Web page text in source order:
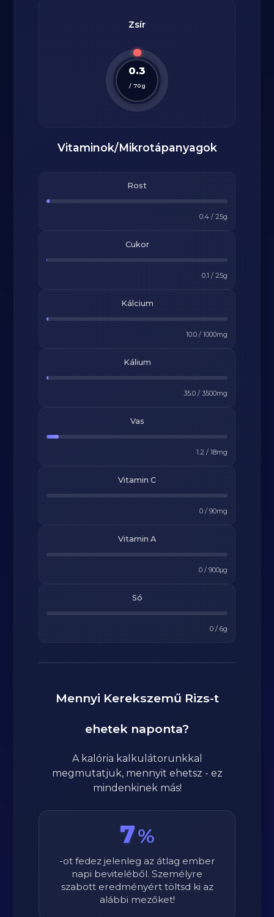
Zsír
0.3
/ 70g
Vitaminok/Mikrotápanyagok
Rost
0.4/ 25g
Cukor
0.1 / 25g
Kálcium
10.0/ 1000mg
Kálium
35.0/ 3500mg
Vas
1.2/ 18mg
Vitamin C
0/ 90mg
Vitamin A
0/ 900μg
Só
0/ 6g
Mennyi Kerekszemű Rizs-t
ehetek naponta?
A kalória kalkulátorunkkal
megmutatjuk, mennyit ehetsz - ez
mindenkinek más!
7%
-ot fedez jelenleg az átlag ember
napi beviteléből. Személyre
szabott eredményért töltsd ki az
alábbi mezőket!